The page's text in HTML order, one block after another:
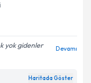
yok gidenler
Devamı
Haritada Göster